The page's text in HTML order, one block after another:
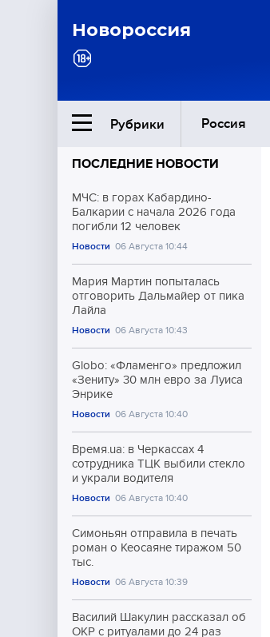
Новороссия
Рубрики Россия
Ближний Восток
Общество
Культура
ПОСЛЕДНИЕ НОВОСТИ
МЧС: в горах Кабардино-
Балкарии с начала 2026 года
погибли 12 человек
Новости 06 Августа 10:44
Мария Мартин попыталась
отговорить Дальмайер от пика
Лайла
Новости 06 Августа 10:43
Globo: «Фламенго» предложил
«Зениту» 30 млн евро за Луиса
Энрике
Новости 06 Августа 10:40
Время.ua: в Черкассах 4
сотрудника ТЦК выбили стекло
и украли водителя
Новости 06 Августа 10:40
Симоньян отправила в печать
роман о Кеосаяне тиражом 50
тыс.
Новости 06 Августа 10:39
Василий Шакулин рассказал об
ОКР с ритуалами до 24 раз